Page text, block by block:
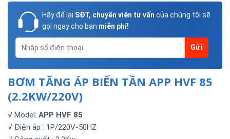
Hãy để lại SĐT, chuyên viên tư vấn của chúng tôi sẽ
gọi ngay cho bạn miễn phí!
BƠM TĂNG ÁP BIẾN TẦN APP HVF 85
(2.2KW/220V)
√ Model: APP HVF 85
√ Điện áp : 1P/220V-50HZ